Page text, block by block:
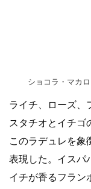
ショコラ・マカ
ライチ、ローズ、
スタチオとイチゴ
このラデュレを象
表現した。イスパ
イチが香るフラン